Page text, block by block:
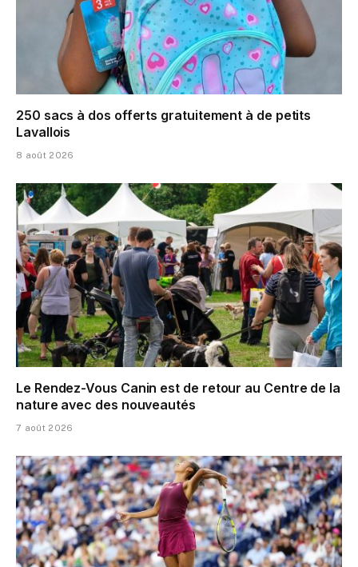
250 sacs à dos offerts gratuitement à de petits
Lavallois
8 août 2026
Le Rendez-Vous Canin est de retour au Centre de la
nature avec des nouveautés
7 août 2026